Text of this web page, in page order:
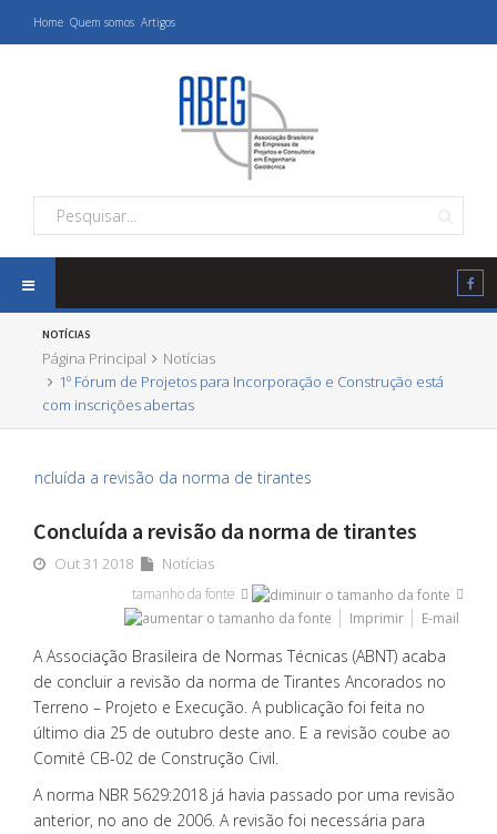
Home Quem somos Artigos
NOTÍCIAS
Página Principal
Notícias
1º Fórum de Projetos para Incorporação e Construção está
com inscrições abertas
Concluída a revisão da norma de tirantes
Out 31 2018 Notícias
tamanho da fonte
Imprimir
E-mail
A Associação Brasileira de Normas Técnicas (ABNT) acaba
de concluir a revisão da norma de Tirantes Ancorados no
Terreno – Projeto e Execução. A publicação foi feita no
último dia 25 de outubro deste ano. E a revisão coube ao
Comitê CB-02 de Construção Civil.
A norma NBR 5629:2018 já havia passado por uma revisão
anterior, no ano de 2006. A revisão foi necessária para